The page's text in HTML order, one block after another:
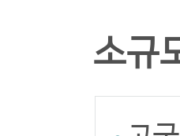
소규